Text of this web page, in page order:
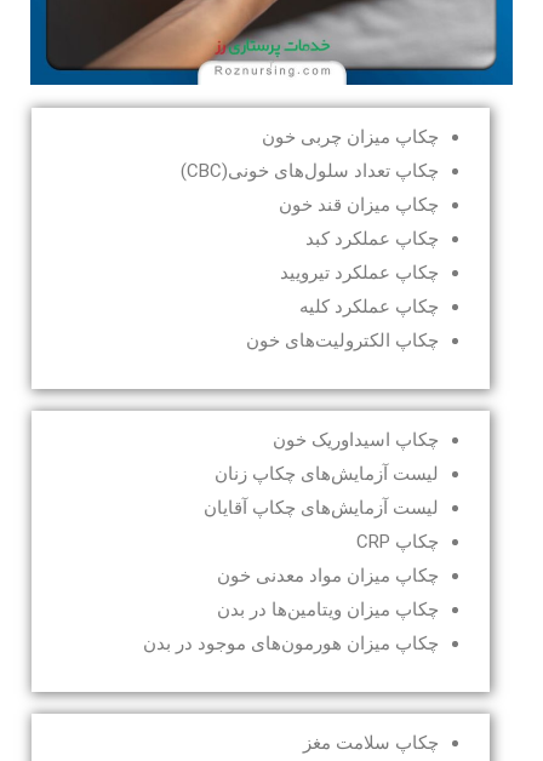
چکاپ میزان چربی خون
چکاپ تعداد سلول‌های خونی(CBC)
چکاپ میزان قند خون
چکاپ عملکرد کبد
چکاپ عملکرد تیرویید
چکاپ عملکرد کلیه
چکاپ الکترولیت‌های خون
چکاپ اسیداوریک خون
لیست آزمایش‌های چکاپ زنان
لیست آزمایش‌های چکاپ آقایان
چکاپ CRP
چکاپ میزان مواد معدنی خون
چکاپ میزان ویتامین‌ها در بدن
چکاپ میزان هورمون‌های موجود در بدن
چکاپ سلامت مغز